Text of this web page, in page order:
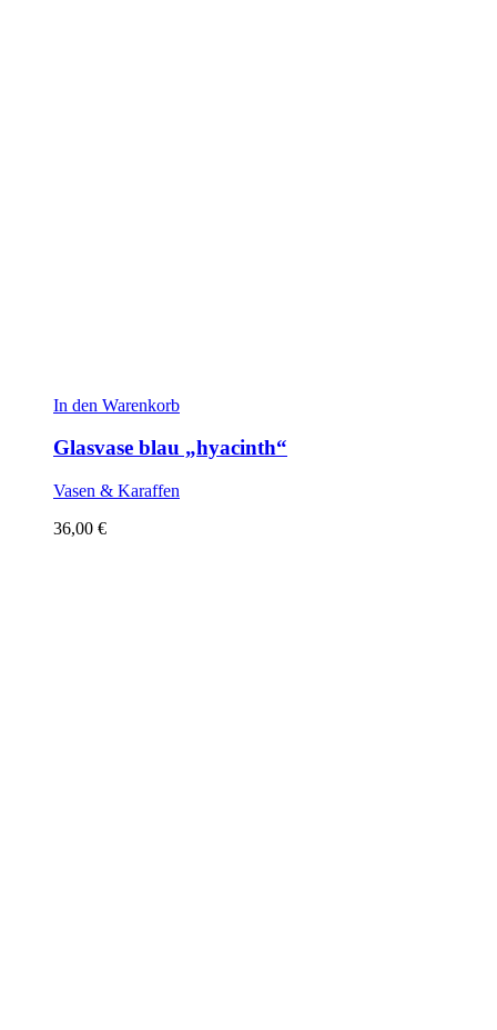
In den Warenkorb
Glasvase blau „hyacinth“
Vasen & Karaffen
36,00 €